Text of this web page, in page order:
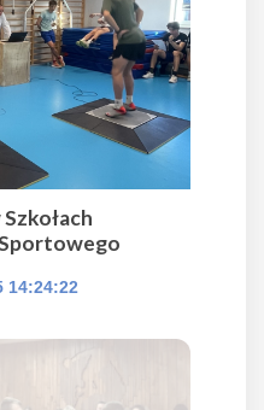
14:24:22